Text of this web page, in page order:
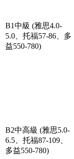
B1中級 (雅思4.0-
5.0、托福57-86、多
益550-780)
B2中高級 (雅思5.0-
6.5、托福87-109、
多益550-780)